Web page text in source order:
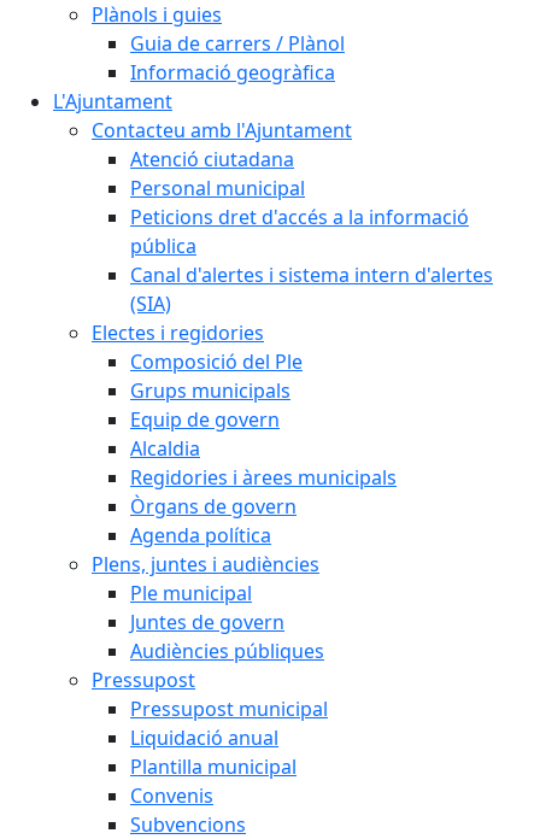
Plànols i guies
Guia de carrers / Plànol
Informació geogràfica
L'Ajuntament
Contacteu amb l'Ajuntament
Atenció ciutadana
Personal municipal
Peticions dret d'accés a la informació
pública
Canal d'alertes i sistema intern d'alertes
(SIA)
Electes i regidories
Composició del Ple
Grups municipals
Equip de govern
Alcaldia
Regidories i àrees municipals
Òrgans de govern
Agenda política
Plens, juntes i audiències
Ple municipal
Juntes de govern
Audiències públiques
Pressupost
Pressupost municipal
Liquidació anual
Plantilla municipal
Convenis
Subvencions